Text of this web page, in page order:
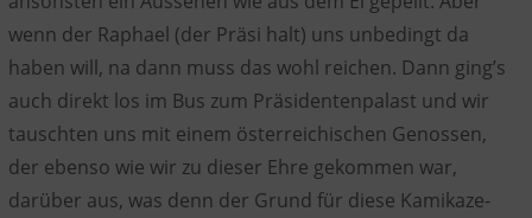
wenn der Raphael (der Präsi halt) uns unbedingt da
haben will, na dann muss das wohl reichen. Dann ging’s
auch direkt los im Bus zum Präsidentenpalast und wir
tauschten uns mit einem österreichischen Genossen,
der ebenso wie wir zu dieser Ehre gekommen war,
darüber aus, was denn der Grund für diese Kamikaze-